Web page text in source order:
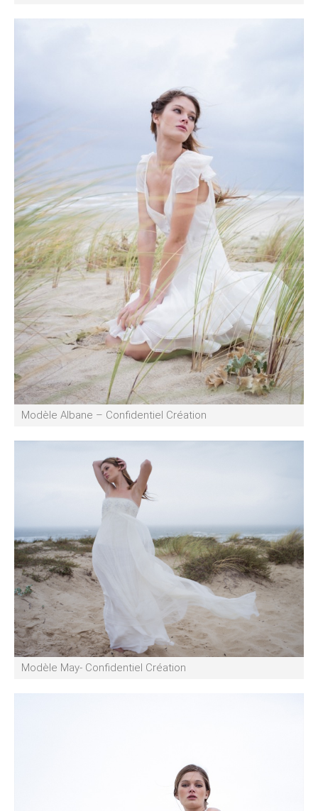
Modèle Albane – Confidentiel Création
Modèle May- Confidentiel Création